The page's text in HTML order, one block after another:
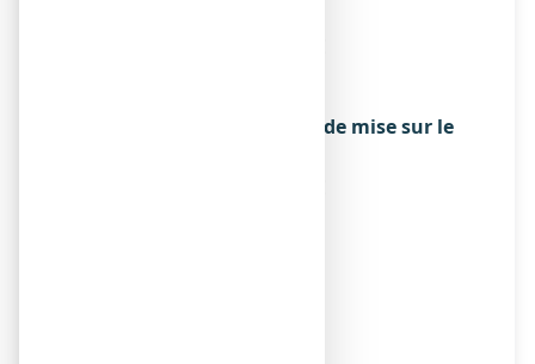
Exploitant de l’autorisation de mise sur le